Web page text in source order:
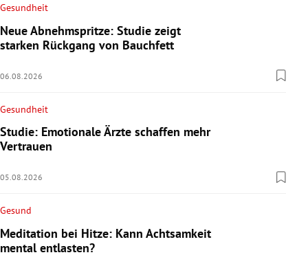
Gesundheit
Neue Abnehmspritze: Studie zeigt
starken Rückgang von Bauchfett
06.08.2026
Gesundheit
Studie: Emotionale Ärzte schaffen mehr
Vertrauen
05.08.2026
Gesund
Meditation bei Hitze: Kann Achtsamkeit
mental entlasten?